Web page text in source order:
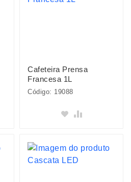
Cafeteira Prensa
Francesa 1L
Código: 19088